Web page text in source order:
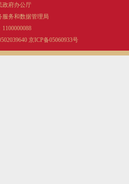
政府办公厅
服务和数据管理局
京ICP备05060933号